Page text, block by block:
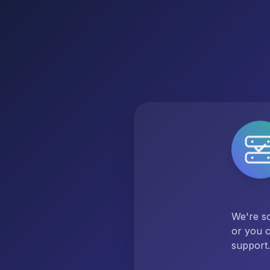
We're
or you
support.